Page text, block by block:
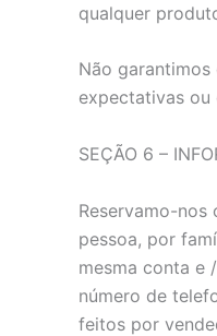
qualquer
Não
expectativas ou
SEÇÃO 6 –
Reservamo-
pessoa, por
mesma conta e
número de
feitos por